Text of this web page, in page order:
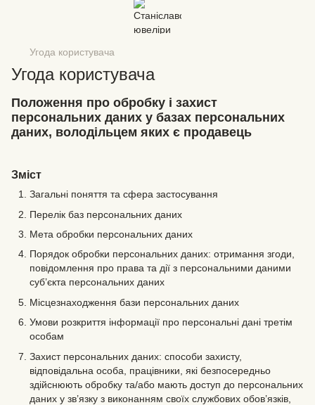
Угода користувача
Угода користувача
Положення про обробку і захист
персональних даних у базах персональних
даних, володільцем яких є продавець
Зміст
Загальні поняття та сфера застосування
Перелік баз персональних даних
Мета обробки персональних даних
Порядок обробки персональних даних: отримання згоди,
повідомлення про права та дії з персональними даними
суб’єкта персональних даних
Місцезнаходження бази персональних даних
Умови розкриття інформації про персональні дані третім
особам
Захист персональних даних: способи захисту,
відповідальна особа, працівники, які безпосередньо
здійснюють обробку та/або мають доступ до персональних
даних у зв’язку з виконанням своїх службових обов’язків,